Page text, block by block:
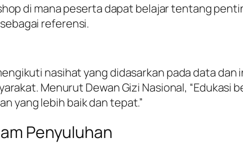
di mana peserta dapat belajar tentang
referensi.
nasihat yang didasarkan pada data
Menurut Dewan Gizi Nasional, “Edukasi
yang lebih baik dan tepat.”
Penyuluhan